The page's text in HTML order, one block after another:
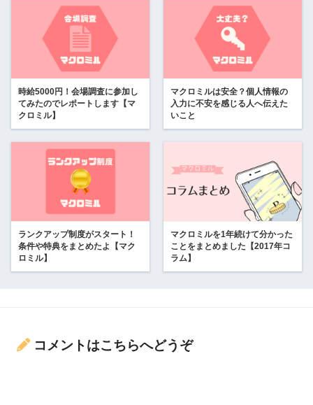
時給5000円！会場調査に参加し
てみたのでレポートします【マ
クロミル】
マクロミルは安全？個人情報の
入力に不安を感じる人へ伝えた
いこと
ランクアップ制度がスタート！
条件や特典をまとめたよ【マク
ロミル】
マクロミルを1年続けて分かった
ことをまとめました【2017年コ
ラム】
コメントはこちらへどうぞ